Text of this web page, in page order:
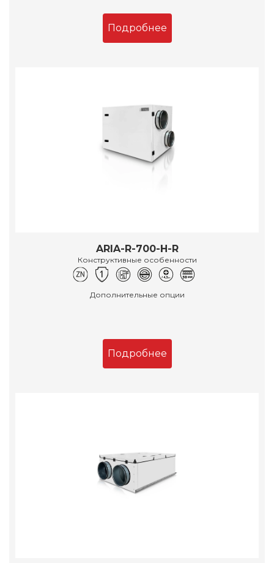
Подробнее
ARIA-R-700-H-R
Конструктивные особенности
Дополнительные опции
Подробнее